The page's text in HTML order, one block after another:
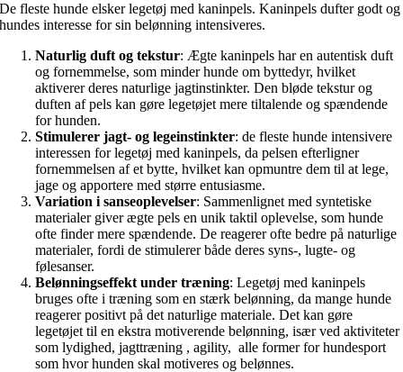
De fleste hunde elsker legetøj med kaninpels. Kaninpels dufter godt og
hundes interesse for sin belønning intensiveres.
Naturlig duft og tekstur: Ægte kaninpels har en autentisk duft
og fornemmelse, som minder hunde om byttedyr, hvilket
aktiverer deres naturlige jagtinstinkter. Den bløde tekstur og
duften af pels kan gøre legetøjet mere tiltalende og spændende
for hunden.
Stimulerer jagt- og legeinstinkter: de fleste hunde intensivere
interessen for legetøj med kaninpels, da pelsen efterligner
fornemmelsen af et bytte, hvilket kan opmuntre dem til at lege,
jage og apportere med større entusiasme.
Variation i sanseoplevelser: Sammenlignet med syntetiske
materialer giver ægte pels en unik taktil oplevelse, som hunde
ofte finder mere spændende. De reagerer ofte bedre på naturlige
materialer, fordi de stimulerer både deres syns-, lugte- og
følesanser.
Belønningseffekt under træning: Legetøj med kaninpels
bruges ofte i træning som en stærk belønning, da mange hunde
reagerer positivt på det naturlige materiale. Det kan gøre
legetøjet til en ekstra motiverende belønning, især ved aktiviteter
som lydighed, jagttræning , agility, alle former for hundesport
som hvor hunden skal motiveres og belønnes.